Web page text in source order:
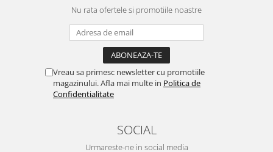
Nu rata ofertele si promotiile noastre
Vreau sa primesc newsletter cu promotiile
magazinului. Afla mai multe in Politica de
Confidentialitate
SOCIAL
Urmareste-ne in social media